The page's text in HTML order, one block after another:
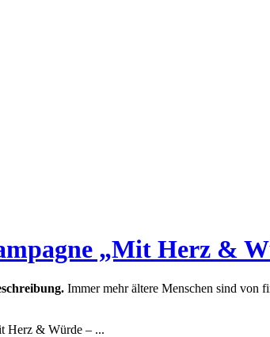
„Mit Herz &
Immer mehr ältere Menschen sind von
Herz & Würde – ...